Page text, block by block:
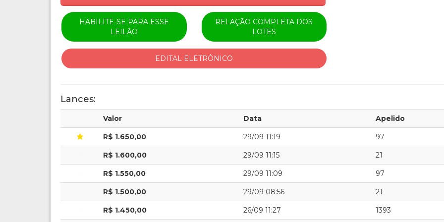
HABILITE-SE PARA ESSE
LEILÃO
RELAÇÃO COMPLETA DOS
LOTES
EDITAL ELETRÔNICO
Lances:
Valor Data Apelido
R$ 1.650,00 29/09 11:19 97
R$ 1.600,00 29/09 11:15 21
R$ 1.550,00 29/09 11:09 97
R$ 1.500,00 29/09 08:56 21
R$ 1.450,00 26/09 11:27 1393